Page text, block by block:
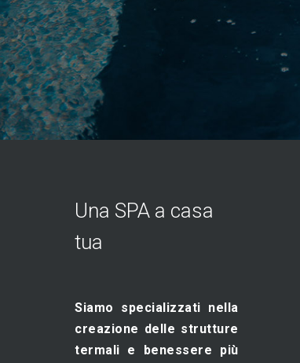
Una SPA a casa
tua
Siamo specializzati nella
creazione delle strutture
termali e benessere più